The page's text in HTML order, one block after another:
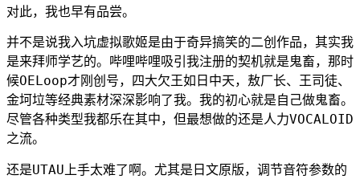
对此，我也早有品尝。
并不是说我入坑虚拟歌姬是由于奇异搞笑的二创作品，其实我
是来拜师学艺的。哔哩哔哩吸引我注册的契机就是鬼畜，那时
候OELoop才刚创号，四大欠王如日中天，敖厂长、王司徒、
金坷垃等经典素材深深影响了我。我的初心就是自己做鬼畜。
尽管各种类型我都乐在其中，但最想做的还是人力VOCALOID
之流。
还是UTAU上手太难了啊。尤其是日文原版，调节音符参数的